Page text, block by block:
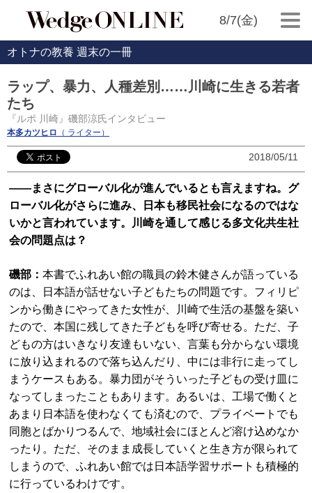
8/7(金)
オトナの教養 週末の一冊
ラップ、暴力、人種差別……川崎に生きる若者
たち
『ルポ 川崎』磯部涼氏インタビュー
本多カツヒロ （ ライター）
2018/05/11
――まさにグローバル化が進んでいるとも言えますね。グ
ローバル化がさらに進み、日本も移民社会になるのではな
いかと言われています。川崎を通して感じる多文化共生社
会の問題点は？
磯部：本書でふれあい館の職員の鈴木健さんが語っている
のは、日本語が話せない子どもたちの問題です。フィリピ
ンから働きにやってきた女性が、川崎で生活の基盤を築い
たので、本国に残してきた子どもを呼び寄せる。ただ、子
どもの方はいきなり友達もいない、言葉も分からない環境
に放り込まれるので落ち込んだり、中には非行に走ってし
まうケースもある。暴力団がそういった子どもの受け皿に
なってしまったこともあります。あるいは、工場で働くと
あまり日本語を使わなくても済むので、プライベートでも
同胞とばかりつるんで、地域社会にほとんど溶け込めなか
ったり。ただ、そのまま成長していくと生き方が限られて
しまうので、ふれあい館では日本語学習サポートも積極的
に行っているわけです。